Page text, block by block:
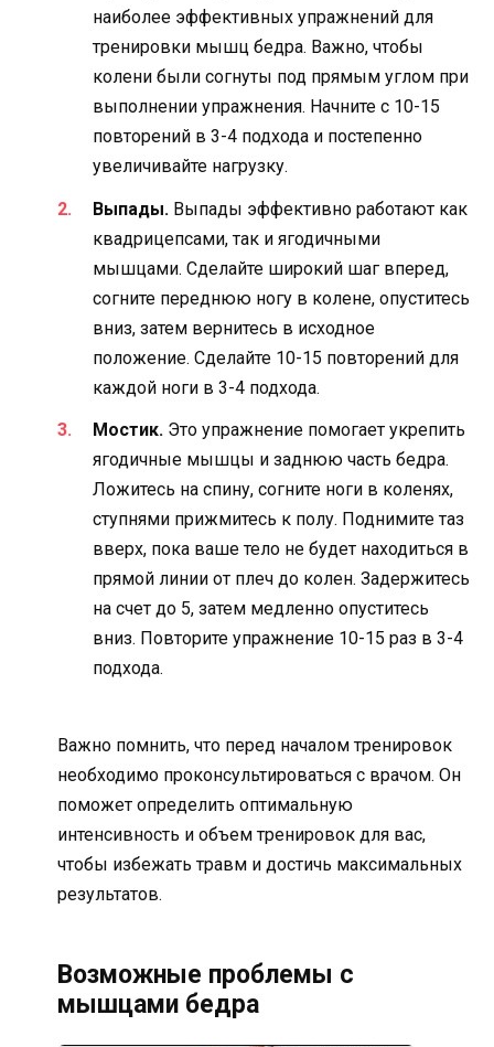
наиболее эффективных упражнений для
тренировки мышц бедра. Важно, чтобы
колени были согнуты под прямым углом при
выполнении упражнения. Начните с 10-15
повторений в 3-4 подхода и постепенно
увеличивайте нагрузку.
Выпады. Выпады эффективно работают как
квадрицепсами, так и ягодичными
мышцами. Сделайте широкий шаг вперед,
согните переднюю ногу в колене, опуститесь
вниз, затем вернитесь в исходное
положение. Сделайте 10-15 повторений для
каждой ноги в 3-4 подхода.
Мостик. Это упражнение помогает укрепить
ягодичные мышцы и заднюю часть бедра.
Ложитесь на спину, согните ноги в коленях,
ступнями прижмитесь к полу. Поднимите таз
вверх, пока ваше тело не будет находиться в
прямой линии от плеч до колен. Задержитесь
на счет до 5, затем медленно опуститесь
вниз. Повторите упражнение 10-15 раз в 3-4
подхода.
Важно помнить, что перед началом тренировок
необходимо проконсультироваться с врачом. Он
поможет определить оптимальную
интенсивность и объем тренировок для вас,
чтобы избежать травм и достичь максимальных
результатов.
Возможные проблемы с
мышцами бедра